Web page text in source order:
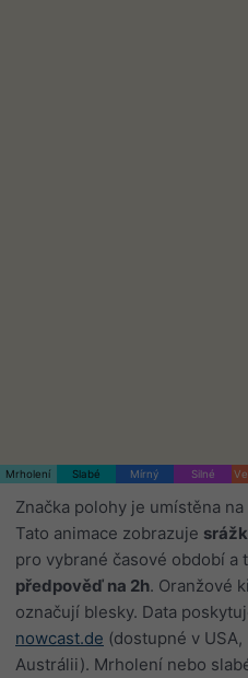
Mrholení Slabé Mírný Silné
Značka polohy je umístěna
Tato animace zobrazuje
pro vybrané časové období a
předpověď na 2h. Oranžové
označují blesky. Data
nowcast.de (dostupné v USA,
Austrálii). Mrholení nebo